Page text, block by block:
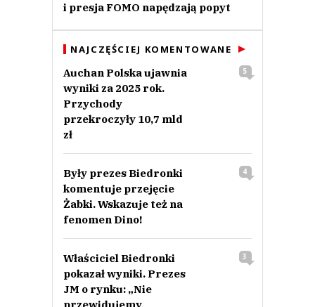
i presja FOMO napędzają popyt
NAJCZĘŚCIEJ KOMENTOWANE
Auchan Polska ujawnia
wyniki za 2025 rok.
Przychody
przekroczyły 10,7 mld
zł
5
Były prezes Biedronki
komentuje przejęcie
Żabki. Wskazuje też na
fenomen Dino!
4
Właściciel Biedronki
pokazał wyniki. Prezes
JM o rynku: „Nie
3